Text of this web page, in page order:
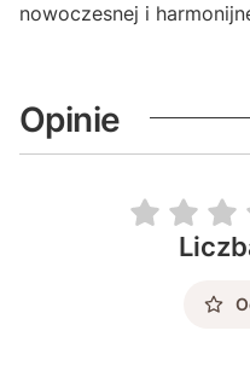
nowoczesnej i
Opinie